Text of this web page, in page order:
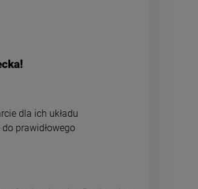
dla ich układu
prawidłowego